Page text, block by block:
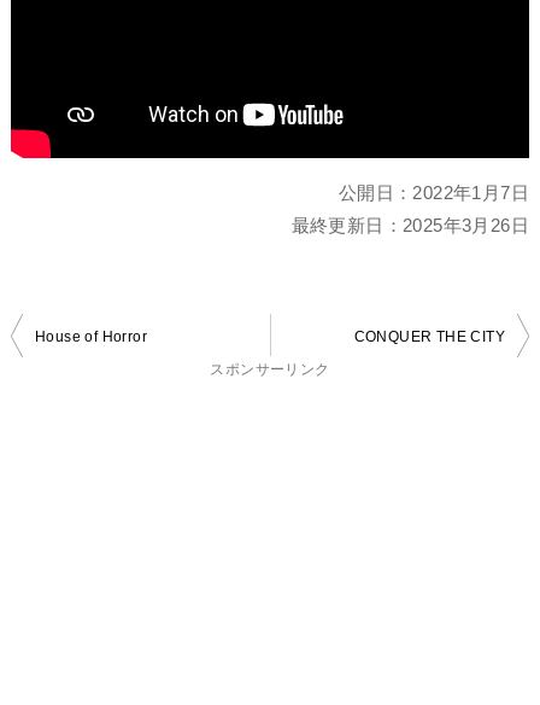
公開日： 2022年1月7日
最終更新日： 2025年3月26日
投
House of Horror
CONQUER THE CITY
スポンサーリンク